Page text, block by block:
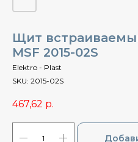
Щит
MSF 2015-02S
Elektro - Plast
SKU: 2015-02S
467,62 р.